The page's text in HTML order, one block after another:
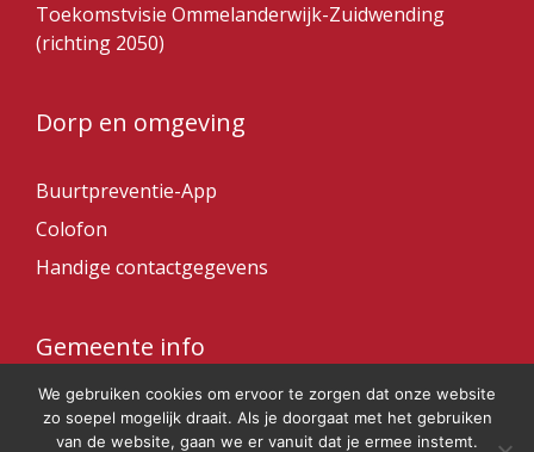
Toekomstvisie Ommelanderwijk-Zuidwending
(richting 2050)
Dorp en omgeving
Buurtpreventie-App
Colofon
Handige contactgegevens
Gemeente info
Gemeente Veendam
We gebruiken cookies om ervoor te zorgen dat onze website
zo soepel mogelijk draait. Als je doorgaat met het gebruiken
van de website, gaan we er vanuit dat je ermee instemt.